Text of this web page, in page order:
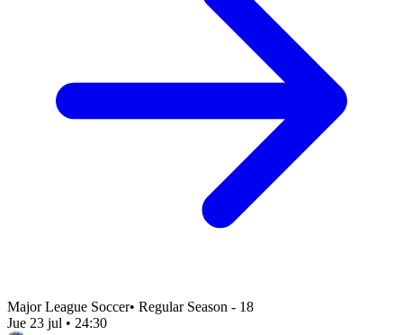
Major League Soccer• Regular Season - 18
Jue 23 jul • 24:30